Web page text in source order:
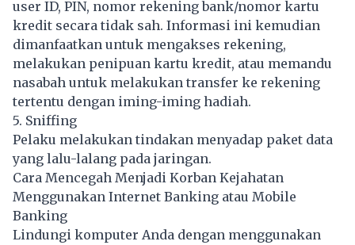
user ID, PIN, nomor rekening bank/nomor kartu
kredit secara tidak sah. Informasi ini kemudian
dimanfaatkan untuk mengakses rekening,
melakukan penipuan kartu kredit, atau memandu
nasabah untuk melakukan transfer ke rekening
tertentu dengan iming-iming hadiah.
5. Sniffing
Pelaku melakukan tindakan menyadap paket data
yang lalu-lalang pada jaringan.
Cara Mencegah Menjadi Korban Kejahatan
Menggunakan Internet Banking atau Mobile
Banking
Lindungi komputer Anda dengan menggunakan